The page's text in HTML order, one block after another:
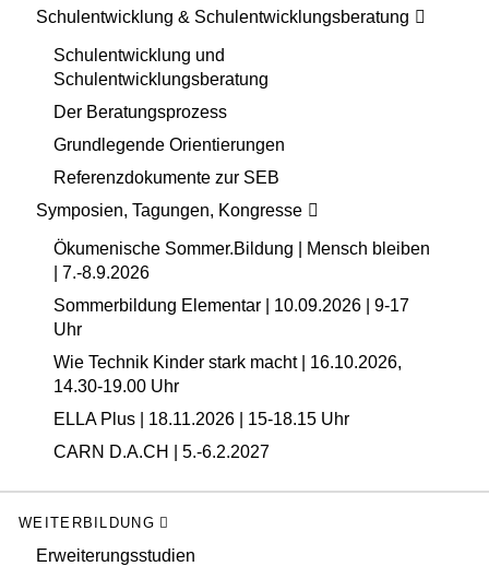
Schulentwicklung & Schulentwicklungsberatung
Schulentwicklung und
Schulentwicklungsberatung
Der Beratungsprozess
Grundlegende Orientierungen
Referenzdokumente zur SEB
Symposien, Tagungen, Kongresse
Ökumenische Sommer.Bildung | Mensch bleiben
| 7.-8.9.2026
Sommerbildung Elementar | 10.09.2026 | 9-17
Uhr
Wie Technik Kinder stark macht | 16.10.2026,
14.30-19.00 Uhr
ELLA Plus | 18.11.2026 | 15-18.15 Uhr
CARN D.A.CH | 5.-6.2.2027
WEITERBILDUNG
Erweiterungsstudien